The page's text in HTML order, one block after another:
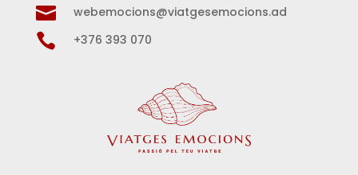
 webemocions@viatgesemocions.ad
 +376 393 070